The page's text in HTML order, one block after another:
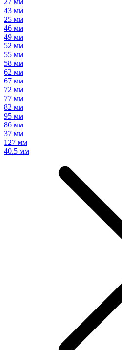
27 мм
43 мм
25 мм
46 мм
49 мм
52 мм
55 мм
58 мм
62 мм
67 мм
72 мм
77 мм
82 мм
95 мм
86 мм
37 мм
127 мм
40.5 мм